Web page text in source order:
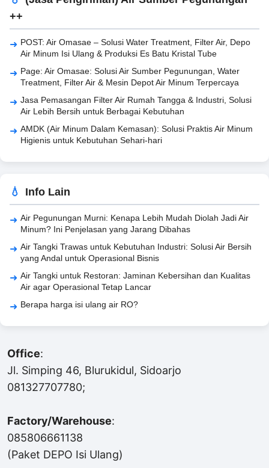
++
POST: Air Omasae – Solusi Water Treatment, Filter Air, Depo
Air Minum Isi Ulang & Produksi Es Batu Kristal Tube
Page: Air Omasae: Solusi Air Sumber Pegunungan, Water
Treatment, Filter Air & Mesin Depot Air Minum Terpercaya
Jasa Pemasangan Filter Air Rumah Tangga & Industri, Solusi
Air Lebih Bersih untuk Berbagai Kebutuhan
AMDK (Air Minum Dalam Kemasan): Solusi Praktis Air Minum
Higienis untuk Kebutuhan Sehari-hari
Info Lain
Air Pegunungan Murni: Kenapa Lebih Mudah Diolah Jadi Air
Minum? Ini Penjelasan yang Jarang Dibahas
Air Tangki Trawas untuk Kebutuhan Industri: Solusi Air Bersih
yang Andal untuk Operasional Bisnis
Air Tangki untuk Restoran: Jaminan Kebersihan dan Kualitas
Air agar Operasional Tetap Lancar
Berapa harga isi ulang air RO?
Office:
Jl. Simping 46, Blurukidul, Sidoarjo
081327707780;
Factory/Warehouse:
085806661138
(Paket DEPO Isi Ulang)